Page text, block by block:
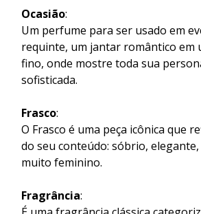
Ocasião:
Um perfume para ser usado em
requinte, um jantar romântico em
fino, onde mostre toda sua
sofisticada.
Frasco:
O Frasco é uma peça icônica que
do seu conteúdo: sóbrio,
muito feminino.
Fragrância: